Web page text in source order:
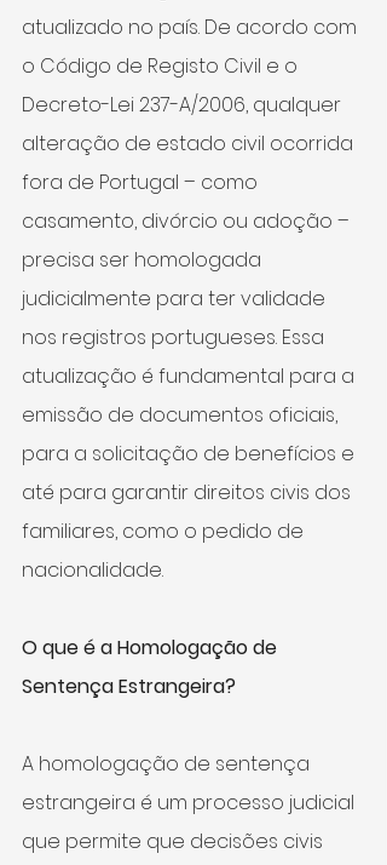
atualizado no país. De acordo com
o Código de Registo Civil e o
Decreto-Lei 237-A/2006, qualquer
alteração de estado civil ocorrida
fora de Portugal – como
casamento, divórcio ou adoção –
precisa ser homologada
judicialmente para ter validade
nos registros portugueses. Essa
atualização é fundamental para a
emissão de documentos oficiais,
para a solicitação de benefícios e
até para garantir direitos civis dos
familiares, como o pedido de
nacionalidade.
O que é a Homologação de
Sentença Estrangeira?
A homologação de sentença
estrangeira é um processo judicial
que permite que decisões civis